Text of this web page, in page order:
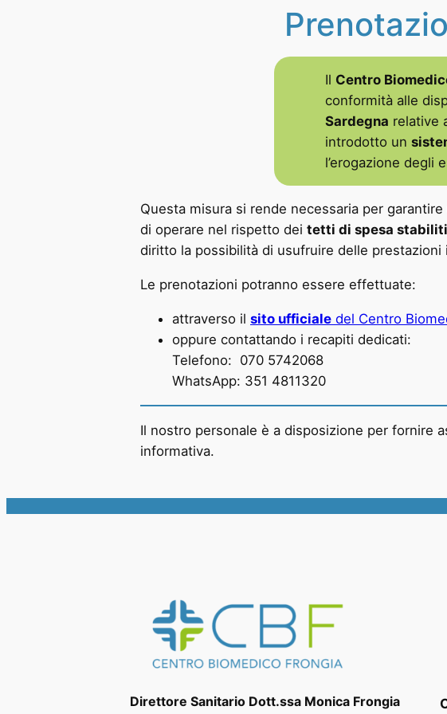
Il Centro
conformità alle
Sardegna relative
introdotto un
l’erogazione degli
Questa misura si rende necessaria per
di operare nel rispetto dei tetti di spesa
diritto la possibilità di usufruire delle
Le prenotazioni potranno essere effettuate:
attraverso il sito ufficiale del Centro
oppure contattando i recapiti dedicati:
Telefono: 070 5742068
WhatsApp: 351 4811320
Il nostro personale è a disposizione per fornire
informativa.
Direttore Sanitario Dott.ssa Monica Frongia